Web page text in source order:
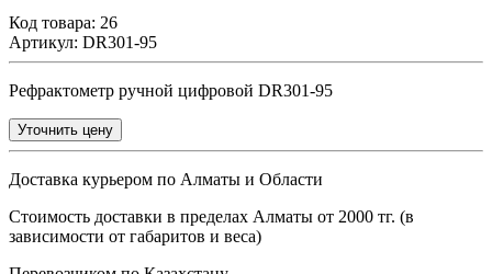
Код товара: 26
Артикул: DR301-95
Рефрактометр ручной цифровой DR301-95
Уточнить цену
Доставка курьером по Алматы и Области
Стоимость доставки в пределах Алматы от 2000 тг. (в
зависимости от габаритов и веса)